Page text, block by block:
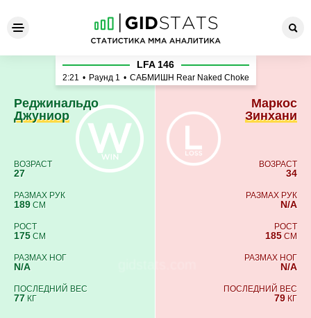
Реджинальдо Джуниор -
Реджинальдо
Джуниор
ВОЗРАСТ
27
РАЗМАХ РУК
189 СМ
РОСТ
175 СМ
РАЗМАХ НОГ
N/A
ПОСЛЕДНИЙ ВЕС
77 КГ
LFA 146
2:21 • Раунд 1 • САБМИШН Rear Naked Choke
Маркос
Зинхани
ВОЗРАСТ
34
РАЗМАХ РУК
N/A
РОСТ
185 СМ
РАЗМАХ НОГ
N/A
ПОСЛЕДНИЙ ВЕС
79 КГ